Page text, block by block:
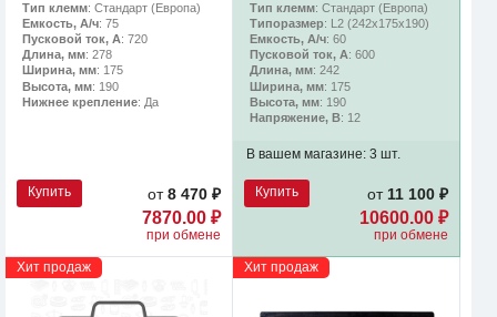
Тип клемм: Стандарт (Европа)
Емкость, А/ч: 75
Пусковой ток, А: 720
Длина, мм: 278
Ширина, мм: 175
Высота, мм: 190
Нижнее крепление: Да
Купить от8 470 ₽
7870.00 ₽
при обмене
Тип клемм: Стандарт (Европа)
Типоразмер: L2 (242х175х190)
Емкость, А/ч: 60
Пусковой ток, А: 600
Длина, мм: 242
Ширина, мм: 175
Высота, мм: 190
Напряжение, В: 12
В вашем магазине: 3 шт.
Купить от11 100 ₽
10600.00 ₽
при обмене
Хит продаж Хит продаж